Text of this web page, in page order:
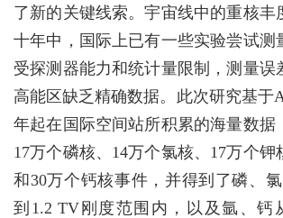
了新的关键线索。宇宙线中的重核丰
十年中，国际上已有一些实验尝试测
受探测器能力和统计量限制，测量误
高能区缺乏精确数据。此次研究基于
年起在国际空间站所积累的海量数据
17万个磷核、 14万个氯核、 17万个钾
和30万个钙核事件，并得到了磷、
到 1.2 TV 刚度范围内，以及氩、钙